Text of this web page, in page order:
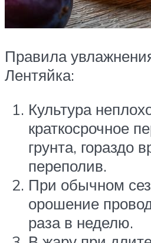
Правила
Лентяйка:
Культура
краткосрочное
грунта, гораздо
переполив.
При обычном
орошение
раза в неделю.